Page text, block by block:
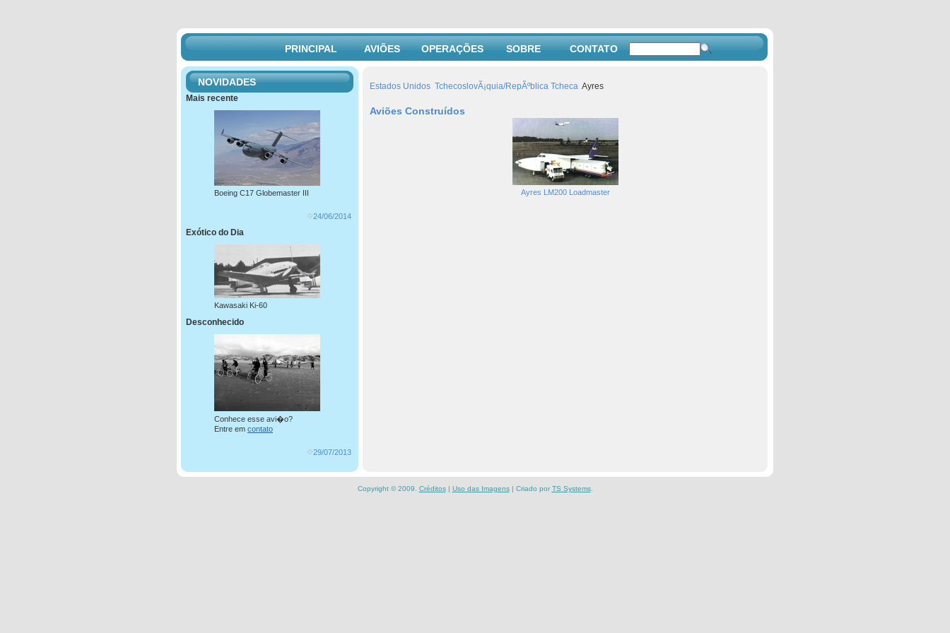
PRINCIPAL AVIÕES OPERAÇÕES SOBRE CONTATO
Estados Unidos TchecoslovÃ¡quia/RepÃºblica Tcheca Ayres
Aviões Construídos
Ayres LM200 Loadmaster
NOVIDADES
Mais recente
Boeing C17 Globemaster III
24/06/2014
Exótico do Dia
Kawasaki Ki-60
Desconhecido
Conhece esse avi�o?
Entre em contato
29/07/2013
Copyright © 2009. Créditos| Uso das Imagens| Criado por TS Systems.